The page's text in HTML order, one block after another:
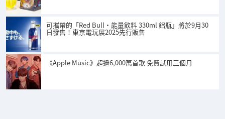
可攜帶的「Red Bull・能量飲料 330ml 鋁瓶」將於9月30
日發售！東京電玩展2025先行販售
《Apple Music》超過6,000萬首歌 免費試用三個月